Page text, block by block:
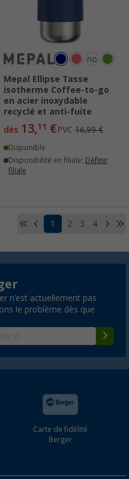
nordic
Mepal Ellipse Tasse
isotherme Coffee-to-go
en acier inoxydable
recyclé et anti-fuite
dès 13,11 €PVC 16,99 €
Disponible
Disponibilité en filiale: Définir
filiale
1 2 3 4
n'est actuellement pas
le problème dès que
Carte de fidélité
Berger